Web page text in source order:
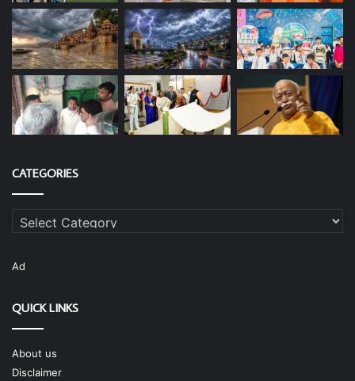
CATEGORIES
Categories
Ad
QUICK LINKS
About us
Disclaimer